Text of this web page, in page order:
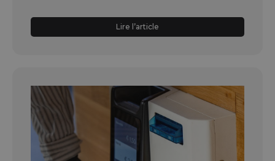
Lire l’article